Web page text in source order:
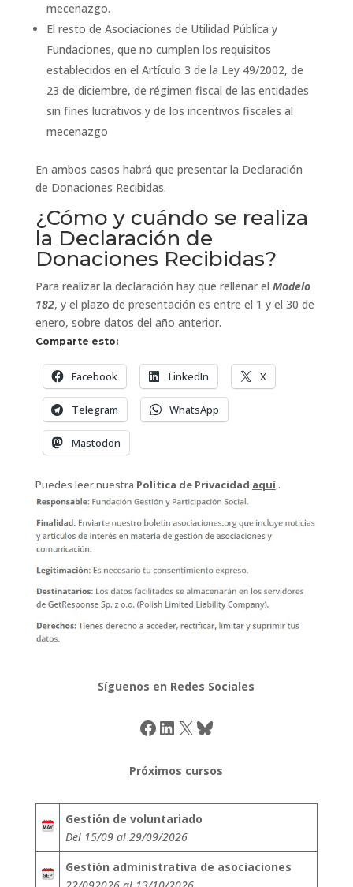
mecenazgo.
El resto de Asociaciones de Utilidad Pública y
Fundaciones, que no cumplen los requisitos
establecidos en el Artículo 3 de la Ley 49/2002, de
23 de diciembre, de régimen fiscal de las entidades
sin fines lucrativos y de los incentivos fiscales al
mecenazgo
En ambos casos habrá que presentar la Declaración
de Donaciones Recibidas.
¿Cómo y cuándo se realiza
la Declaración de
Donaciones Recibidas?
Para realizar la declaración hay que rellenar el Modelo
182, y el plazo de presentación es entre el 1 y el 30 de
enero, sobre datos del año anterior.
Comparte esto:
Facebook LinkedIn X
Telegram WhatsApp
Mastodon
Puedes leer nuestra Política de Privacidad aquí .
Síguenos en Redes Sociales
Facebook
LinkedIn
X Bluesky
Próximos cursos
Gestión de voluntariado
Del 15/09 al 29/09/2026
Gestión administrativa de asociaciones